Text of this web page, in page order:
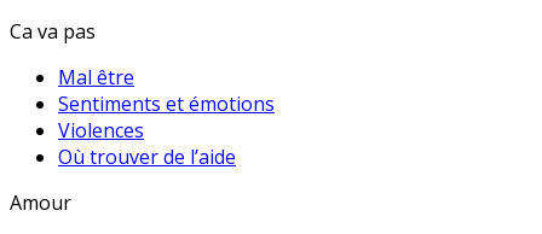
Ca va pas
Mal être
Sentiments et émotions
Violences
Où trouver de l’aide
Amour